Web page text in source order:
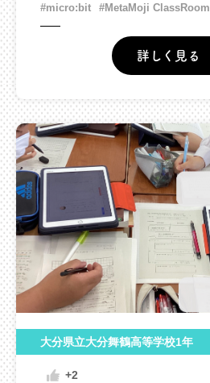
#micro:bit #MetaMoji ClassRoom
詳しく見る
大分県立大分舞鶴高等学校1年
+2